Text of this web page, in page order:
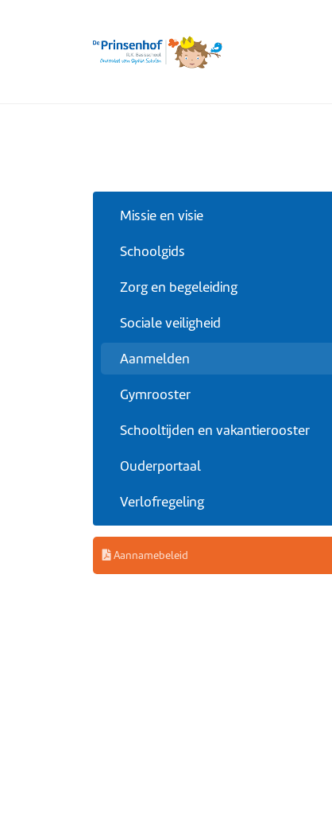
Missie en visie
Schoolgids
Zorg en begeleiding
Sociale veiligheid
Aanmelden
Gymrooster
Schooltijden en vakantierooster
Ouderportaal
Verlofregeling
Aannamebeleid